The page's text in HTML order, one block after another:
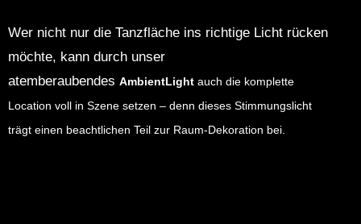
Wer nicht nur die Tanzfläche ins richtige Licht rücken
möchte, kann durch unser
atemberaubendes AmbientLight auch die komplette
Location voll in Szene setzen – denn dieses Stimmungslicht
trägt einen beachtlichen Teil zur Raum-Dekoration bei.